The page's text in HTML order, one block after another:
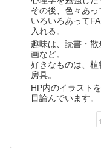
その後、色々あ
いろいろあって
入れる。
趣味は、読書・
画など。
好きなものは、
房具。
HP内のイラスト
目論んでいます。